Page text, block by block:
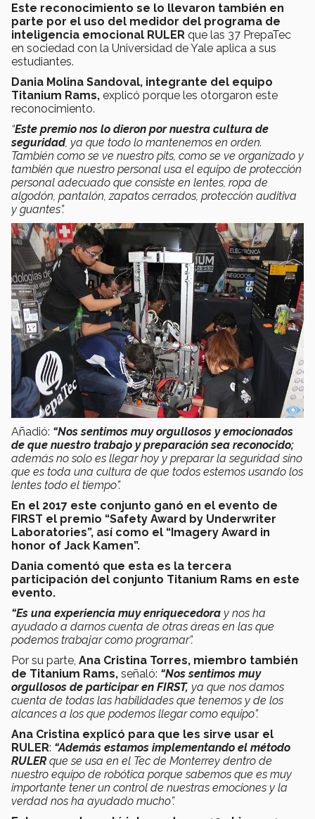
Este reconocimiento se lo llevaron también en
parte por el uso del medidor del programa de
inteligencia emocional RULER que las 37 PrepaTec
en sociedad con la Universidad de Yale aplica a sus
estudiantes.
Dania Molina Sandoval, integrante del equipo
Titanium Rams, explicó porque les otorgaron este
reconocimiento.
“Este premio nos lo dieron por nuestra cultura de
seguridad, ya que todo lo mantenemos en orden.
También como se ve nuestro pits, como se ve organizado y
también que nuestro personal usa el equipo de protección
personal adecuado que consiste en lentes, ropa de
algodón, pantalón, zapatos cerrados, protección auditiva
y guantes”.
Añadió: “Nos sentimos muy orgullosos y emocionados
de que nuestro trabajo y preparación sea reconocido;
además no solo es llegar hoy y preparar la seguridad sino
que es toda una cultura de que todos estemos usando los
lentes todo el tiempo”.
En el 2017 este conjunto ganó en el evento de
FIRST el premio “Safety Award by Underwriter
Laboratories”, así como el “Imagery Award in
honor of Jack Kamen”.
Dania comentó que esta es la tercera
participación del conjunto Titanium Rams en este
evento.
“Es una experiencia muy enriquecedora y nos ha
ayudado a darnos cuenta de otras áreas en las que
podemos trabajar como programar”.
Por su parte, Ana Cristina Torres, miembro también
de Titanium Rams, señaló: “Nos sentimos muy
orgullosos de participar en FIRST, ya que nos damos
cuenta de todas las habilidades que tenemos y de los
alcances a los que podemos llegar como equipo”.
Ana Cristina explicó para que les sirve usar el
RULER: “Además estamos implementando el método
RULER que se usa en el Tec de Monterrey dentro de
nuestro equipo de robótica porque sabemos que es muy
importante tener un control de nuestras emociones y la
verdad nos ha ayudado mucho”.